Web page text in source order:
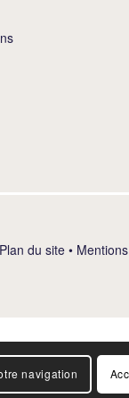
Plan du site •
navigation